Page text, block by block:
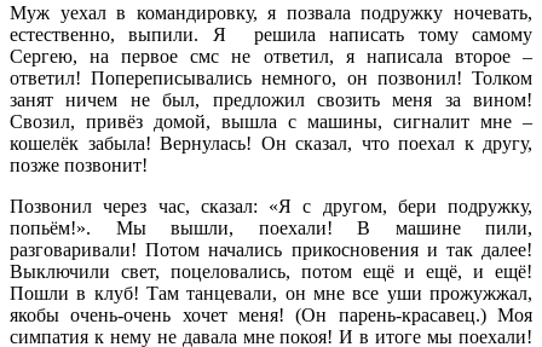
Муж уехал в командировку, я позвала подружку ночевать,
естественно, выпили. Я решила написать тому самому
Сергею, на первое смс не ответил, я написала второе –
ответил! Попереписывались немного, он позвонил! Толком
занят ничем не был, предложил свозить меня за вином!
Свозил, привёз домой, вышла с машины, сигналит мне –
кошелёк забыла! Вернулась! Он сказал, что поехал к другу,
позже позвонит!
Позвонил через час, сказал: «Я с другом, бери подружку,
попьём!». Мы вышли, поехали! В машине пили,
разговаривали! Потом начались прикосновения и так далее!
Выключили свет, поцеловались, потом ещё и ещё, и ещё!
Пошли в клуб! Там танцевали, он мне все уши прожужжал,
якобы очень-очень хочет меня! (Он парень-красавец.) Моя
симпатия к нему не давала мне покоя! И в итоге мы поехали!